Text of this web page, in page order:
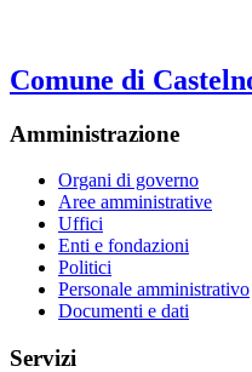
Comune di
Amministrazione
Organi di governo
Aree amministrative
Uffici
Enti e fondazioni
Politici
Personale amministrativo
Documenti e dati
Servizi